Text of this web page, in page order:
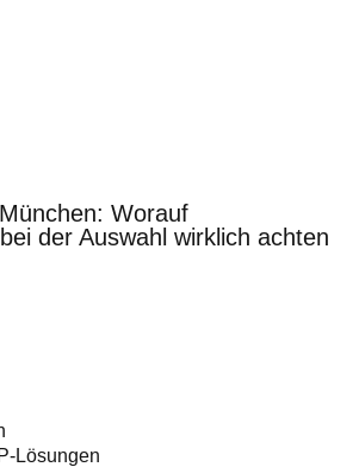
Worauf
der Auswahl wirklich achten
Lösungen